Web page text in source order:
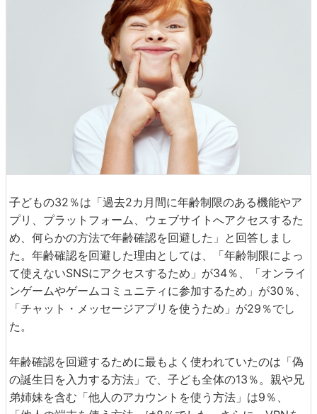
子どもの32％は「過去2カ月間に年齢制限のある機能やア
プリ、プラットフォーム、ウェブサイトへアクセスするた
め、何らかの方法で年齢確認を回避した」と回答しまし
た。年齢確認を回避した理由としては、「年齢制限によっ
て使えないSNSにアクセスするため」が34％、「オンライ
ンゲームやゲームコミュニティに参加するため」が30％、
「チャット・メッセージアプリを使うため」が29％でし
た。
年齢確認を回避するために最もよく使われていたのは「偽
の誕生日を入力する方法」で、子ども全体の13％。親や兄
弟姉妹を含む「他人のアカウントを使う方法」は9％、